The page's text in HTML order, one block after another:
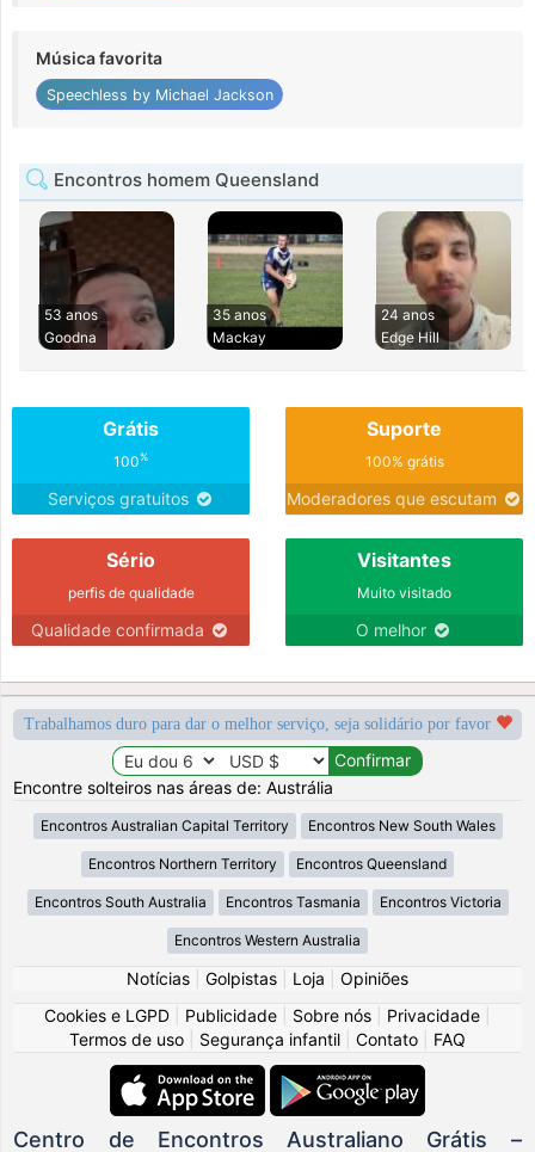
Música favorita
Speechless by Michael Jackson
Encontros homem Queensland
53 anos
Goodna
35 anos
Mackay
24 anos
Edge Hill
Grátis
100%
Serviços gratuitos
Suporte
100% grátis
Moderadores que escutam
Sério
perfis de qualidade
Qualidade confirmada
Visitantes
Muito visitado
O melhor
Trabalhamos duro para dar o melhor serviço, seja solidário por favor
Encontre solteiros nas áreas de: Austrália
Encontros Australian Capital Territory Encontros New South Wales
Encontros Northern Territory Encontros Queensland
Encontros South Australia Encontros Tasmania Encontros Victoria
Encontros Western Australia
Notícias Golpistas Loja
Opiniões
Cookies e LGPD
Publicidade Sobre nós Privacidade
Termos de uso
Segurança infantil Contato FAQ
Centro de Encontros Australiano Grátis –